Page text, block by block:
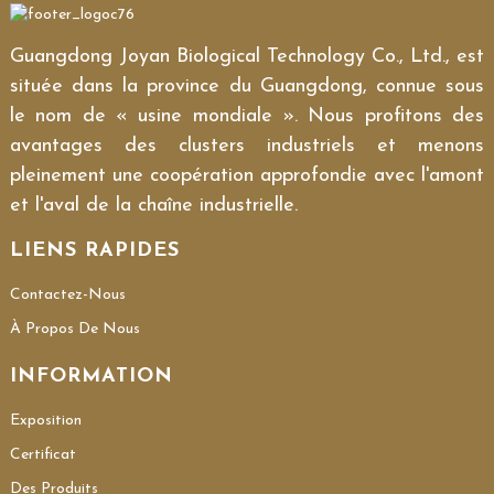
Guangdong Joyan Biological Technology Co., Ltd., est
située dans la province du Guangdong, connue sous
le nom de « usine mondiale ». Nous profitons des
avantages des clusters industriels et menons
pleinement une coopération approfondie avec l'amont
et l'aval de la chaîne industrielle.
LIENS RAPIDES
Contactez-Nous
À Propos De Nous
INFORMATION
Exposition
Certificat
Des Produits